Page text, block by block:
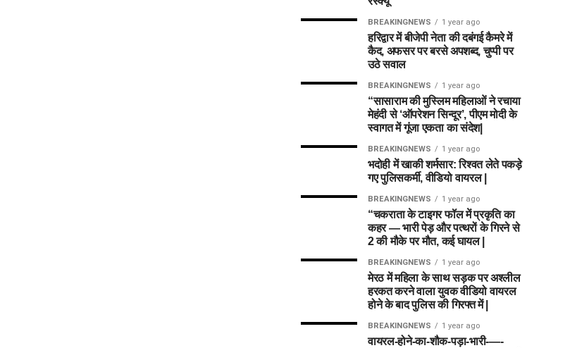
BREAKINGNEWS 1 year ago
हरिद्वार में बीजेपी नेता की दबंगई कैमरे में
कैद, अफसर पर बरसे अपशब्द, चुप्पी पर
उठे सवाल
BREAKINGNEWS 1 year ago
“सासाराम की मुस्लिम महिलाओं ने रचाया
मेहंदी से ‘ऑपरेशन सिन्दूर’, पीएम मोदी के
स्वागत में गूंजा एकता का संदेश|
BREAKINGNEWS 1 year ago
भदोही में खाकी शर्मसार: रिश्वत लेते पकड़े
गए पुलिसकर्मी, वीडियो वायरल |
BREAKINGNEWS 1 year ago
“चकराता के टाइगर फॉल में प्रकृति का
कहर — भारी पेड़ और पत्थरों के गिरने से
2 की मौके पर मौत, कई घायल |
BREAKINGNEWS 1 year ago
मेरठ में महिला के साथ सड़क पर अश्लील
हरकत करने वाला युवक वीडियो वायरल
होने के बाद पुलिस की गिरफ्त में |
BREAKINGNEWS 1 year ago
वायरल-होने-का-शौक-पड़ा-भारी-—-